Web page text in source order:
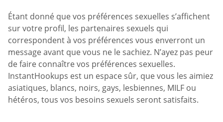
Étant donné que vos préférences sexuelles s’affichent
sur votre profil, les partenaires sexuels qui
correspondent à vos préférences vous enverront un
message avant que vous ne le sachiez. N’ayez pas peur
de faire connaître vos préférences sexuelles.
InstantHookups est un espace sûr, que vous les aimiez
asiatiques, blancs, noirs, gays, lesbiennes, MILF ou
hétéros, tous vos besoins sexuels seront satisfaits.